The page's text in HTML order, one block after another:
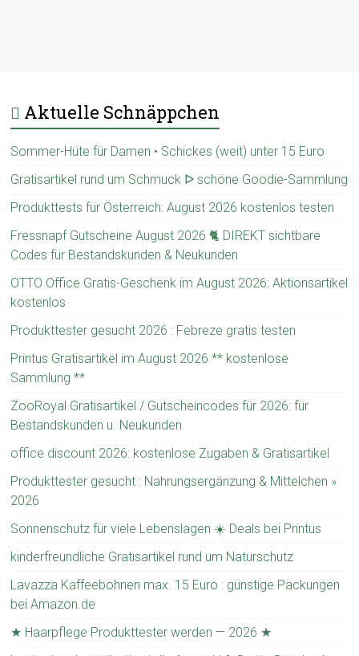
Aktuelle Schnäppchen
Sommer-Hüte für Damen • Schickes (weit) unter 15 Euro
Gratisartikel rund um Schmuck ᐅ schöne Goodie-Sammlung
Produkttests für Österreich: August 2026 kostenlos testen
Fressnapf Gutscheine August 2026 🐈 DIREKT sichtbare
Codes für Bestandskunden & Neukunden
OTTO Office Gratis-Geschenk im August 2026: Aktionsartikel
kostenlos
Produkttester gesucht 2026 : Febreze gratis testen
Printus Gratisartikel im August 2026 ** kostenlose
Sammlung **
ZooRoyal Gratisartikel / Gutscheincodes für 2026: für
Bestandskunden u. Neukunden
office discount 2026: kostenlose Zugaben & Gratisartikel
Produkttester gesucht : Nahrungsergänzung & Mittelchen »
2026
Sonnenschutz für viele Lebenslagen ☀️ Deals bei Printus
kinderfreundliche Gratisartikel rund um Naturschutz
Lavazza Kaffeebohnen max. 15 Euro : günstige Packungen
bei Amazon.de
★ Haarpflege Produkttester werden — 2026 ★